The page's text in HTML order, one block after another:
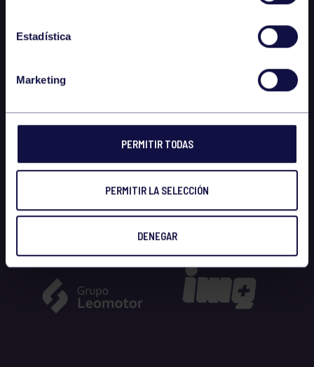
Estadística
Marketing
PERMITIR TODAS
PERMITIR LA SELECCIÓN
DENEGAR